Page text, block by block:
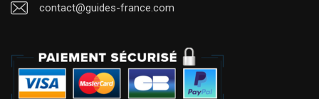
contact@guides-france.com